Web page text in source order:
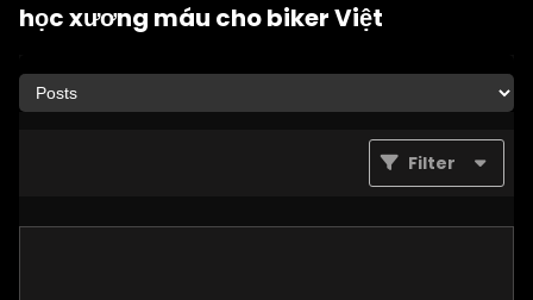
học xương máu cho biker Việt
Filter